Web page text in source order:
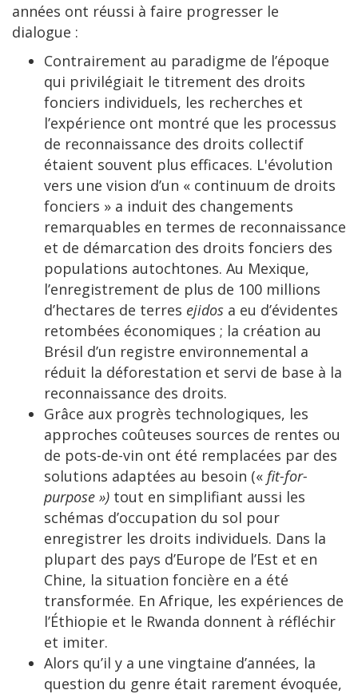
années ont réussi à faire progresser le
dialogue :
Contrairement au paradigme de l’époque
qui privilégiait le titrement des droits
fonciers individuels, les recherches et
l’expérience ont montré que les processus
de reconnaissance des droits collectif
étaient souvent plus efficaces. L'évolution
vers une vision d’un « continuum de droits
fonciers » a induit des changements
remarquables en termes de reconnaissance
et de démarcation des droits fonciers des
populations autochtones. Au Mexique,
l’enregistrement de plus de 100 millions
d’hectares de terres ejidos a eu d’évidentes
retombées économiques ; la création au
Brésil d’un registre environnemental a
réduit la déforestation et servi de base à la
reconnaissance des droits.
Grâce aux progrès technologiques, les
approches coûteuses sources de rentes ou
de pots-de-vin ont été remplacées par des
solutions adaptées au besoin (« fit-for-
purpose ») tout en simplifiant aussi les
schémas d’occupation du sol pour
enregistrer les droits individuels. Dans la
plupart des pays d’Europe de l’Est et en
Chine, la situation foncière en a été
transformée. En Afrique, les expériences de
l’Éthiopie et le Rwanda donnent à réfléchir
et imiter.
Alors qu’il y a une vingtaine d’années, la
question du genre était rarement évoquée,